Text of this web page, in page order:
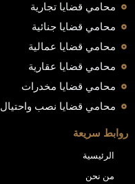
محامي قضايا تجارية
محامي قضايا جنائية
محامي قضايا عمالية
محامي قضايا عقارية
محامي قضايا مخدرات
محامي قضايا نصب واحتيال
روابط سريعة
الرئيسية
من نحن